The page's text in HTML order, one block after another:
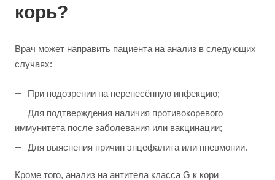
корь?
Врач может направить пациента на анализ в следующих
случаях:
При подозрении на перенесённую инфекцию;
Для подтверждения наличия противокоревого
иммунитета после заболевания или вакцинации;
Для выяснения причин энцефалита или пневмонии.
Кроме того, анализ на антитела класса G к кори